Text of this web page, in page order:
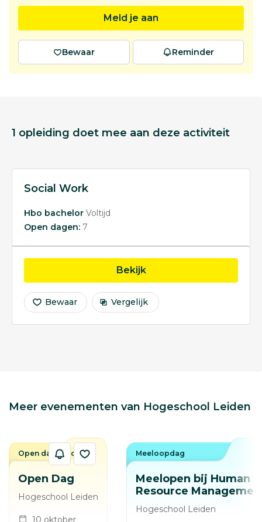
Meld je aan
Bewaar Reminder
1 opleiding doet mee aan deze activiteit
Social Work
Hbo bachelor Voltijd
Open dagen: 7
Bekijkopleiding Social Work
Bewaar Vergelijk
Meer evenementen van Hogeschool Leiden
Open Dag
Hogeschool Leiden
10 oktober
Open dag / avond
Meelopen bij Human
Resource
Hogeschool Leiden
Meeloopdag